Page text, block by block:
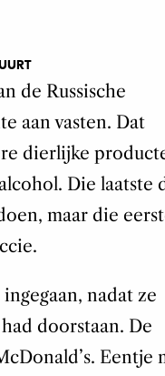
de Russische
aan vasten. Dat
dierlijke
Die laatste
maar die
nadat ze
doorstaan. De
Eentje